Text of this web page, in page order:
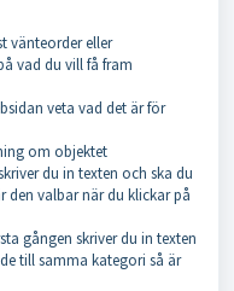
vänteorder eller
vad du vill få fram
veta vad det är för
om objektet
du in texten och ska du
den valbar när du klickar på
gången skriver du in texten
till samma kategori så är